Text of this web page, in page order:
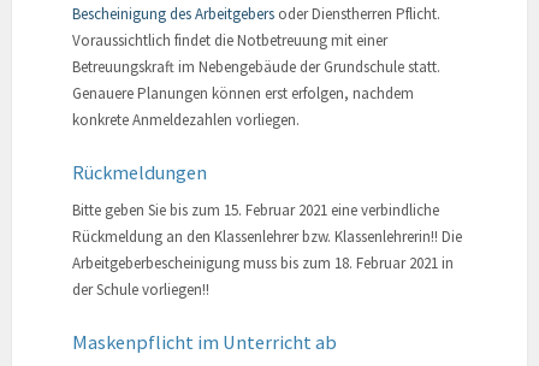
Bescheinigung des Arbeitgebers oder Dienstherren Pflicht.
Voraussichtlich findet die Notbetreuung mit einer
Betreuungskraft im Nebengebäude der Grundschule statt.
Genauere Planungen können erst erfolgen, nachdem
konkrete Anmeldezahlen vorliegen.
Rückmeldungen
Bitte geben Sie bis zum 15. Februar 2021 eine verbindliche
Rückmeldung an den Klassenlehrer bzw. Klassenlehrerin!! Die
Arbeitgeberbescheinigung muss bis zum 18. Februar 2021 in
der Schule vorliegen!!
Maskenpflicht im Unterricht ab